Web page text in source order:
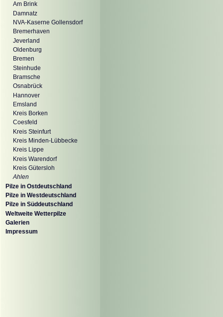
Am Brink
Damnatz
NVA-Kaserne Gollensdorf
Bremerhaven
Jeverland
Oldenburg
Bremen
Steinhude
Bramsche
Osnabrück
Hannover
Emsland
Kreis Borken
Coesfeld
Kreis Steinfurt
Kreis Minden-Lübbecke
Kreis Lippe
Kreis Warendorf
Kreis Gütersloh
Ahlen
Pilze in Ostdeutschland
Pilze in Westdeutschland
Pilze in Süddeutschland
Weltweite Wetterpilze
Galerien
Impressum